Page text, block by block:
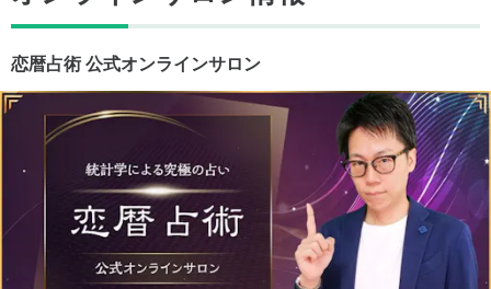
恋暦占術 公式オンラインサロン